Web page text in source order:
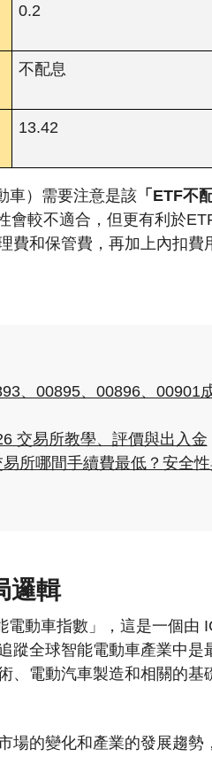
0.2
不配息
13.42
車）需要注意是該「ETF不配
會較不適合，但更有利於
費和保管費，再加上內扣費
、00895、00896、00901
交易所教學、評價與出入金
所哪間手續費最低？安全
邏輯
動車指數」，這是一個由
蹤全球智能電動車產業中是
、電動汽車製造和相關的基
場的變化和產業的發展趨勢